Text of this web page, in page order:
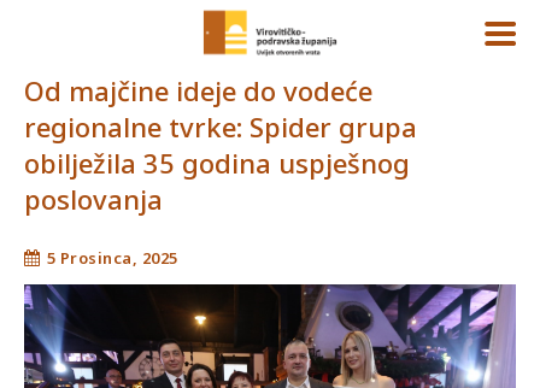
Od majčine ideje do vodeće
regionalne tvrke: Spider grupa
obilježila 35 godina uspješnog
poslovanja
5 Prosinca, 2025